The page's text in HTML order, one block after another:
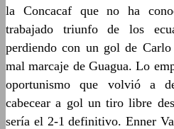
la Concacaf que no ha
trabajado triunfo de los
perdiendo con un gol de
mal marcaje de Guagua. Lo
oportunismo que volvió a
cabecear a gol un tiro libre
sería el 2-1 definitivo. Enner